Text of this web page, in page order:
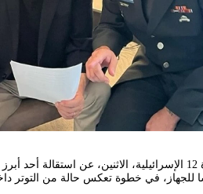
كشفت القناة 12 الإسرائيلية، الاثنين، عن
للجهاز، في خطوة تعكس حالة من التوتر